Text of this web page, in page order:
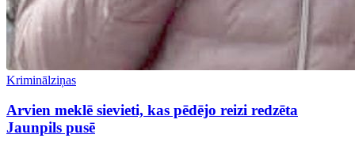
Kriminālziņas
Arvien meklē sievieti, kas pēdējo reizi redzēta
Jaunpils pusē